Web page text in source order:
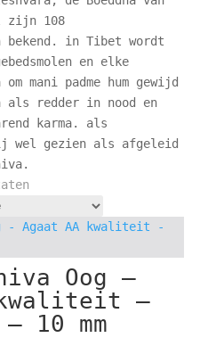
zijn 108
bekend. in Tibet wordt
en elke
mani padme hum gewijd
als redder in nood en
karma. als
wel gezien als afgeleid
Gesorteerd
nieuwste
Oog –
kwaliteit –
10 mm